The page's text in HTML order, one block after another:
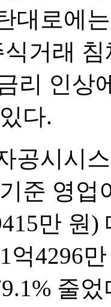
대로에
거래
리 인상
다.
공시시
준 영업
만 원
억4296
줄